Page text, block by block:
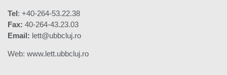
Tel: +40-264-53.22.38
Fax: 40-264-43.23.03
Email: lett@ubbcluj.ro
Web: www.lett.ubbcluj.ro